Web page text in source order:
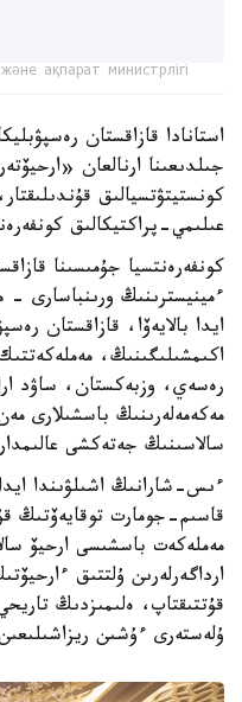
جىلدىعىنا ارنالعان
كونستيتۋتسيالىق
عىلىمي-پراكتيكالىق
كونفەرەنتسيا جۇمىسىنا
ءمينيسترىنىڭ ورىنباسارى -
ايدا بالايەۆا، قازاقستان
اكىمشىلىگىنىڭ،
رەسەي، وزبەكستان، ساۋد
مەكەمەلەرىنىڭ باسشىلارى
سالاسىنىڭ جەتەكشى
ءىس-شارانىڭ اشىلۋىندا ايدا
قاسىم-جومارت توقايەۆتىڭ
مەملەكەت باسشىسى ارحيۆ
قۇتتىقتاپ، ەلىمىزدىڭ